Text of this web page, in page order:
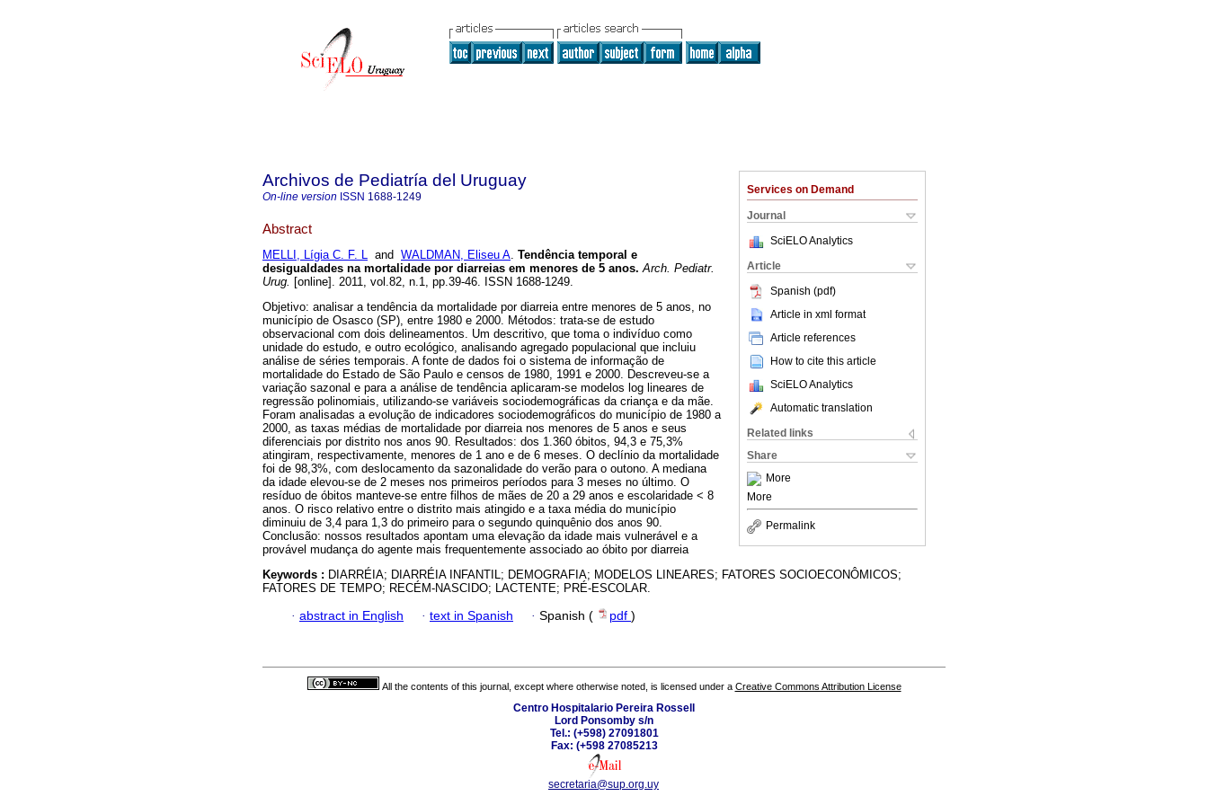
Services on Demand
Journal
SciELO Analytics
Article
Spanish (pdf)
Article in xml format
Article references
How to cite this article
SciELO Analytics
Automatic translation
Related links
Share
More
More
Permalink
Archivos de Pediatría del Uruguay
On-line version ISSN 1688-1249
Abstract
MELLI, Lígia C. F. L and WALDMAN, Eliseu A. Tendência temporal e
desigualdades na mortalidade por diarreias em menores de 5 anos. Arch. Pediatr.
Urug. [online]. 2011, vol.82, n.1, pp.39-46. ISSN 1688-1249.
Objetivo: analisar a tendência da mortalidade por diarreia entre menores de 5 anos, no
município de Osasco (SP), entre 1980 e 2000. Métodos: trata-se de estudo
observacional com dois delineamentos. Um descritivo, que toma o indivíduo como
unidade do estudo, e outro ecológico, analisando agregado populacional que incluiu
análise de séries temporais. A fonte de dados foi o sistema de informação de
mortalidade do Estado de São Paulo e censos de 1980, 1991 e 2000. Descreveu-se a
variação sazonal e para a análise de tendência aplicaram-se modelos log lineares de
regressão polinomiais, utilizando-se variáveis sociodemográficas da criança e da mãe.
Foram analisadas a evolução de indicadores sociodemográficos do município de 1980 a
2000, as taxas médias de mortalidade por diarreia nos menores de 5 anos e seus
diferenciais por distrito nos anos 90. Resultados: dos 1.360 óbitos, 94,3 e 75,3%
atingiram, respectivamente, menores de 1 ano e de 6 meses. O declínio da mortalidade
foi de 98,3%, com deslocamento da sazonalidade do verão para o outono. A mediana
da idade elevou-se de 2 meses nos primeiros períodos para 3 meses no último. O
resíduo de óbitos manteve-se entre filhos de mães de 20 a 29 anos e escolaridade < 8
anos. O risco relativo entre o distrito mais atingido e a taxa média do município
diminuiu de 3,4 para 1,3 do primeiro para o segundo quinquênio dos anos 90.
Conclusão: nossos resultados apontam uma elevação da idade mais vulnerável e a
provável mudança do agente mais frequentemente associado ao óbito por diarreia
Keywords : DIARRÉIA; DIARRÉIA INFANTIL; DEMOGRAFIA; MODELOS LINEARES; FATORES SOCIOECONÔMICOS;
FATORES DE TEMPO; RECÉM-NASCIDO; LACTENTE; PRÉ-ESCOLAR.
· abstract in English · text in Spanish · Spanish ( pdf )
All the contents of this journal, except where otherwise noted, is licensed under a Creative Commons Attribution License
Centro Hospitalario Pereira Rossell
Lord Ponsomby s/n
Tel.: (+598) 27091801
Fax: (+598 27085213
secretaria@sup.org.uy